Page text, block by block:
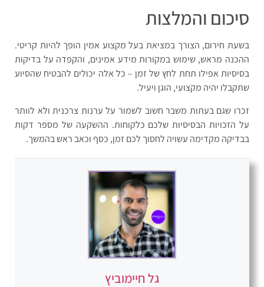
סיכום והמלצות
בשעת חירום, הצורך במציאת בעל מקצוע אמין הופך להיות קריטי.
ההכנה מראש, שימוש במקורות מידע אמינים, והקפדה על בדיקות
בסיסיות אפילו תחת לחץ של זמן – כל אלה יכולים להבטיח שהסיוע
שתקבלו יהיה מקצועי, הוגן ויעיל.
זכרו שגם בעתות משבר חשוב לשמור על ערנות צרכנית ולא לוותר
על הזכויות הבסיסיות שלכם כלקוחות. ההשקעה של מספר דקות
בבדיקה מקדימה עשויה לחסוך לכם זמן, כסף וכאב ראש בהמשך.
גל חיימוביץ